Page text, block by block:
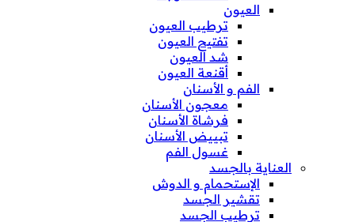
العيون
ترطيب العيون
تفتيح العيون
شد العيون
أقنعة العيون
الفم و الأسنان
معجون الأسنان
فرشاة الأسنان
تبييض الأسنان
غسول الفم
العناية بالجسد
الإستحمام و الدوش
تقشير الجسد
ترطيب الجسد